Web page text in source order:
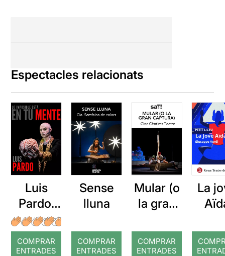
Espectacles relacionats
Luis
Pardo:
En tu
mente
COMPRAR
ENTRADES
Sense
lluna
COMPRAR
ENTRADES
Mular (o
la gran
COMPRAR
ENTRADES
La